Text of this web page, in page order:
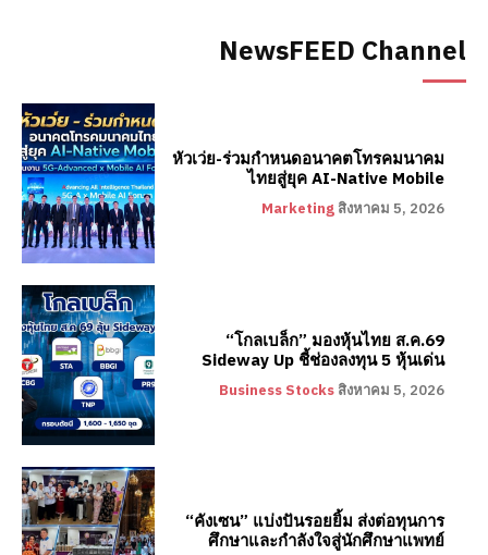
NewsFEED Channel
หัวเว่ย-ร่วมกำหนดอนาคตโทรคมนาคม
ไทยสู่ยุค AI-Native Mobile
Marketing สิงหาคม 5, 2026
“โกลเบล็ก” มองหุ้นไทย ส.ค.69
Sideway Up ชี้ช่องลงทุน 5 หุ้นเด่น
Business Stocks สิงหาคม 5, 2026
“คังเซน” แบ่งปันรอยยิ้ม ส่งต่อทุนการ
ศึกษาและกำลังใจสู่นักศึกษาแพทย์